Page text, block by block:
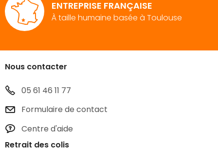
ENTREPRISE FRANÇAISE
À taille humaine basée à Toulouse
Nous contacter
05 61 46 11 77
Formulaire de contact
Centre d'aide
Retrait des colis